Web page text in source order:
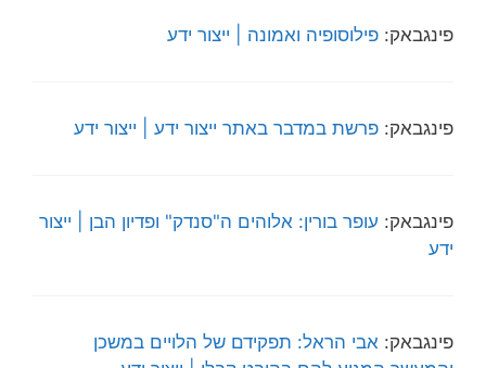
פינגבאק: פילוסופיה ואמונה | ייצור ידע
פינגבאק: פרשת במדבר באתר ייצור ידע | ייצור ידע
פינגבאק: עופר בורין: אלוהים ה"סנדק" ופדיון הבן | ייצור
ידע
פינגבאק: אבי הראל: תפקידם של הלויים במשכן